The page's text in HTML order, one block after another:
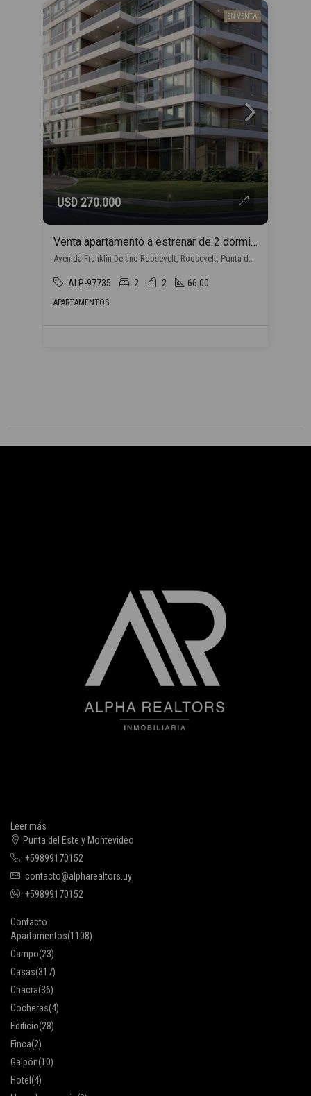
EN VENTA
USD 270.000
Venta apartamento a estrenar de 2 dormitorios, en Punta del Este con financiación propia
Avenida Franklin Delano Roosevelt, Roosevelt, Punta del Este
ALP-97735 2 2 66.00
APARTAMENTOS
Leer más
Punta del Este y Montevideo
+59899170152
contacto@alpharealtors.uy
+59899170152
Contacto
Apartamentos(1108)
Campo(23)
Casas(317)
Chacra(36)
Cocheras(4)
Edificio(28)
Finca(2)
Galpón(10)
Hotel (4)